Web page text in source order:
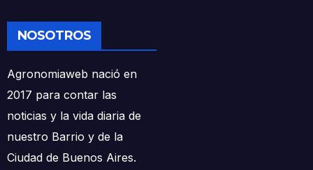
NOSOTROS
Agronomiaweb nació en
2017 para contar las
noticias y la vida diaria de
nuestro Barrio y de la
Ciudad de Buenos Aires.